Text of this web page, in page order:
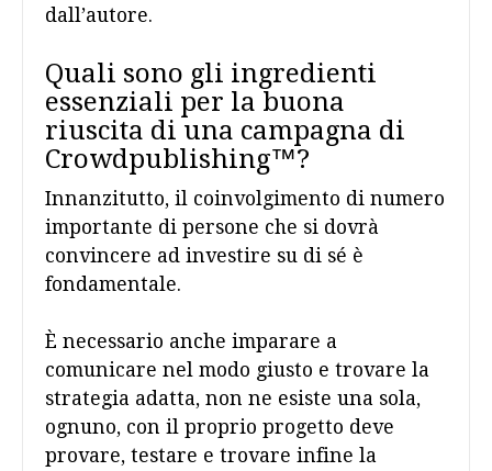
dall’autore.
Quali sono gli ingredienti
essenziali per la buona
riuscita di una campagna di
Crowdpublishing™?
Innanzitutto, il coinvolgimento di numero
importante di persone che si dovrà
convincere ad investire su di sé è
fondamentale.
È necessario anche imparare a
comunicare nel modo giusto e trovare la
strategia adatta, non ne esiste una sola,
ognuno, con il proprio progetto deve
provare, testare e trovare infine la